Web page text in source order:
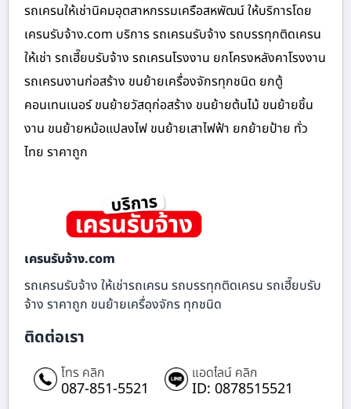
รถเครนให้เช่านิคมอุตสาหกรรมเครือสหพัฒน์ ให้บริการโดย
เครนรับจ้าง.com บริการ รถเครนรับจ้าง รถบรรทุกติดเครน
ให้เช่า รถเฮี๊ยบรับจ้าง รถเครนโรงงาน ยกโครงหลังคาโรงงาน
รถเครนงานก่อสร้าง ขนย้ายเครื่องจักรทุกชนิด ยกตู้
คอนเทนเนอร์ ขนย้ายวัสดุก่อสร้าง ขนย้ายต้นไม้ ขนย้ายชิ้น
งาน ขนย้ายหม้อแปลงไฟ ขนย้ายเสาไฟฟ้า ยกย้ายป้าย ทั่ว
ไทย ราคาถูก
เครนรับจ้าง.com
รถเครนรับจ้าง ให้เช่ารถเครน รถบรรทุกติดเครน รถเฮี๊ยบรับ
จ้าง ราคาถูก ขนย้ายเครื่องจักร ทุกชนิด
ติดต่อเรา
โทร คลิก
087-851-5521
แอดไลน์ คลิก
ID: 0878515521